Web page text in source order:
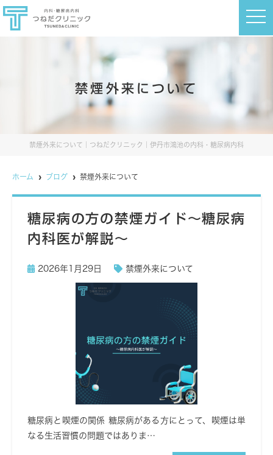
t
o
a
i
禁煙外来について
禁煙外来について｜つねだクリニック｜伊丹市鴻池の内科・糖尿病内科
ホーム ブログ 禁煙外来について
糖尿病の方の禁煙ガイド〜糖尿病
内科医が解説〜
2026年1月29日 禁煙外来について
糖尿病と喫煙の関係 糖尿病がある方にとって、喫煙は単
なる生活習慣の問題ではありま…